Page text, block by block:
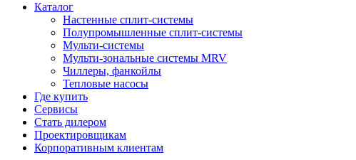
Каталог
Настенные сплит-системы
Полупромышленные сплит-системы
Мульти-системы
Мульти-зональные системы MRV
Чиллеры, фанкойлы
Тепловые насосы
Где купить
Сервисы
Стать дилером
Проектировщикам
Корпоративным клиентам